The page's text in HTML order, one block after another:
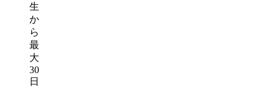
生
か
ら
最
大
30
日